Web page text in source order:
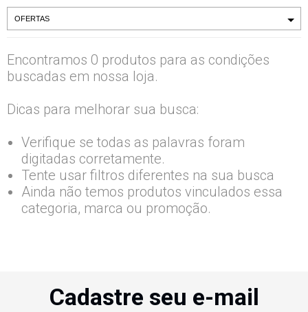
Encontramos 0 produtos para as condições
buscadas em nossa loja.
Dicas para melhorar sua busca:
Verifique se todas as palavras foram
digitadas corretamente.
Tente usar filtros diferentes na sua busca
Ainda não temos produtos vinculados essa
categoria, marca ou promoção.
Cadastre seu e-mail